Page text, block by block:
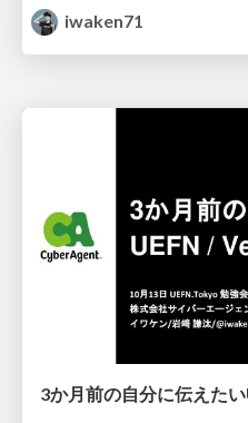
iwaken71
3か月前の自分に伝えた